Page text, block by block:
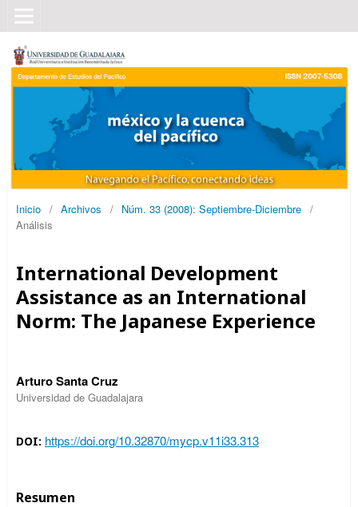
Inicio / Archivos / Núm. 33 (2008): Septiembre-Diciembre /
Análisis
International Development
Assistance as an International
Norm: The Japanese Experience
Arturo Santa Cruz
Universidad de Guadalajara
DOI: https://doi.org/10.32870/mycp.v11i33.313
Resumen